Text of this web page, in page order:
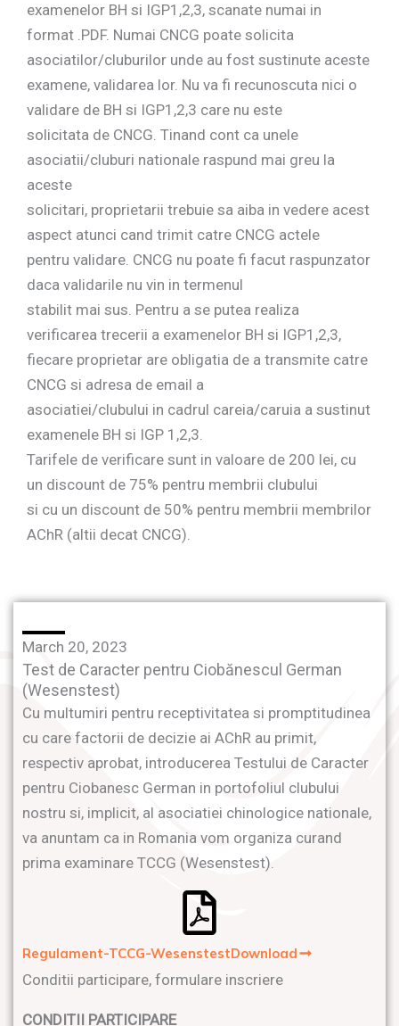
examenelor BH si IGP1,2,3, scanate numai in
format .PDF. Numai CNCG poate solicita
asociatilor/cluburilor unde au fost sustinute aceste
examene, validarea lor. Nu va fi recunoscuta nici o
validare de BH si IGP1,2,3 care nu este
solicitata de CNCG. Tinand cont ca unele
asociatii/cluburi nationale raspund mai greu la
aceste
solicitari, proprietarii trebuie sa aiba in vedere acest
aspect atunci cand trimit catre CNCG actele
pentru validare. CNCG nu poate fi facut raspunzator
daca validarile nu vin in termenul
stabilit mai sus. Pentru a se putea realiza
verificarea trecerii a examenelor BH si IGP1,2,3,
fiecare proprietar are obligatia de a transmite catre
CNCG si adresa de email a
asociatiei/clubului in cadrul careia/caruia a sustinut
examenele BH si IGP 1,2,3.
Tarifele de verificare sunt in valoare de 200 lei, cu
un discount de 75% pentru membrii clubului
si cu un discount de 50% pentru membrii membrilor
AChR (altii decat CNCG).
March 20, 2023
Test de Caracter pentru Ciobănescul German
(Wesenstest)
Cu multumiri pentru receptivitatea si promptitudinea
cu care factorii de decizie ai AChR au primit,
respectiv aprobat, introducerea Testului de Caracter
pentru Ciobanesc German in portofoliul clubului
nostru si, implicit, al asociatiei chinologice nationale,
va anuntam ca in Romania vom organiza curand
prima examinare TCCG (Wesenstest).
Regulament-TCCG-WesenstestDownload
Conditii participare, formulare inscriere
CONDITII PARTICIPARE